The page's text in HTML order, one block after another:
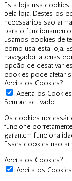
Esta loja usa cookies
pela loja. Destes, os
necessários são
para o
usamos cookies de
como usa esta loja.
navegador apenas
opção de desativar
cookies pode afetar
Aceita os Cookies?
Aceita os
Sempre activado
Os cookies
funcione
garantem
Esses cookies não
Aceita os Cookies?
Aceita os